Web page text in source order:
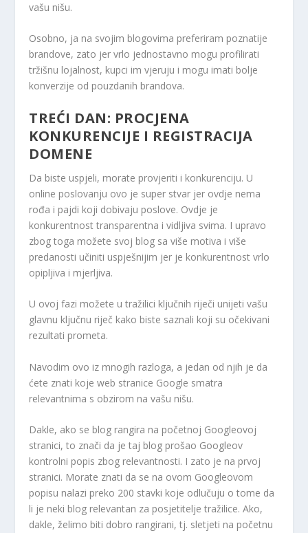
vašu nišu.
Osobno, ja na svojim blogovima preferiram poznatije
brandove, zato jer vrlo jednostavno mogu profilirati
tržišnu lojalnost, kupci im vjeruju i mogu imati bolje
konverzije od pouzdanih brandova.
TREĆI DAN: PROCJENA
KONKURENCIJE I REGISTRACIJA
DOMENE
Da biste uspjeli, morate provjeriti i konkurenciju. U
online poslovanju ovo je super stvar jer ovdje nema
rođa i pajdi koji dobivaju poslove. Ovdje je
konkurentnost transparentna i vidljiva svima. I upravo
zbog toga možete svoj blog sa više motiva i više
predanosti učiniti uspješnijim jer je konkurentnost vrlo
opipljiva i mjerljiva.
U ovoj fazi možete u tražilici ključnih riječi unijeti vašu
glavnu ključnu riječ kako biste saznali koji su očekivani
rezultati prometa.
Navodim ovo iz mnogih razloga, a jedan od njih je da
ćete znati koje web stranice Google smatra
relevantnima s obzirom na vašu nišu.
Dakle, ako se blog rangira na početnoj Googleovoj
stranici, to znači da je taj blog prošao Googleov
kontrolni popis zbog relevantnosti. I zato je na prvoj
stranici. Morate znati da se na ovom Googleovom
popisu nalazi preko 200 stavki koje odlučuju o tome da
li je neki blog relevantan za posjetitelje tražilice. Ako,
dakle, želimo biti dobro rangirani, tj. sletjeti na početnu